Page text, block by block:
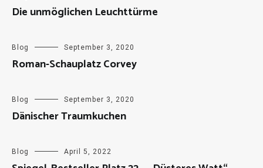
Die unmöglichen Leuchttürme
Blog September 3, 2020
Roman-Schauplatz Corvey
Blog September 3, 2020
Dänischer Traumkuchen
Blog April 5, 2022